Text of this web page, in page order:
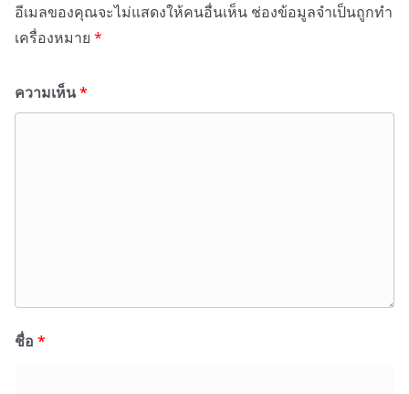
อีเมลของคุณจะไม่แสดงให้คนอื่นเห็น ช่องข้อมูลจำเป็นถูกทำ
เครื่องหมาย *
ความเห็น*
ชื่อ *